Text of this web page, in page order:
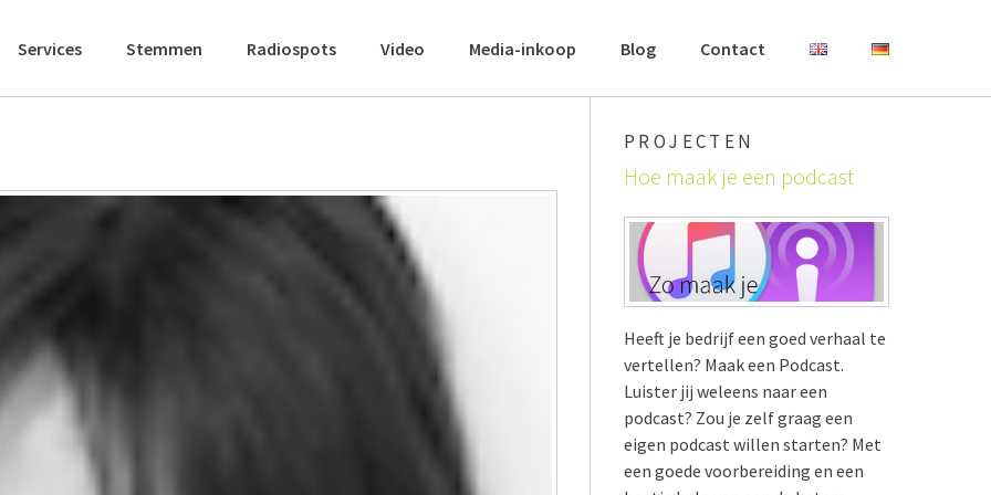
Services Stemmen Radiospots Video Media-inkoop Blog Contact
PROJECTEN
Hoe maak je een podcast
Heeft je bedrijf een goed verhaal te
vertellen? Maak een Podcast.
Luister jij weleens naar een
podcast? Zou je zelf graag een
eigen podcast willen starten? Met
een goede voorbereiding en een